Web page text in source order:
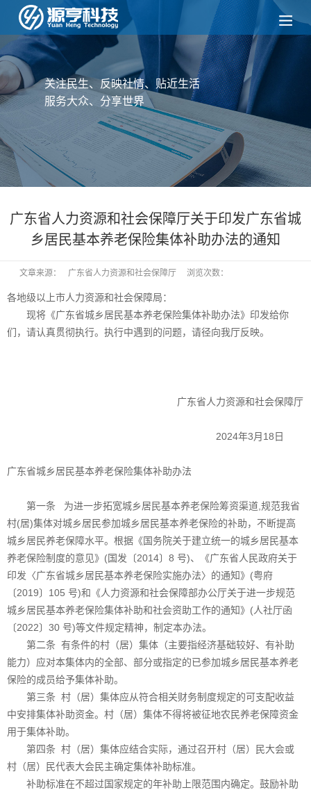
关注民生、反映社情、贴近生活
服务大众、分享世界
广东省人力资源和社会保障厅关于印发广东省城
乡居民基本养老保险集体补助办法的通知
文章来源： 广东省人力资源和社会保障厅 浏览次数：
各地级以上市人力资源和社会保障局：
现将《广东省城乡居民基本养老保险集体补助办法》印发给你
们，请认真贯彻执行。执行中遇到的问题，请径向我厅反映。
广东省人力资源和社会保障厅
2024年3月18日
广东省城乡居民基本养老保险集体补助办法
第一条 为进一步拓宽城乡居民基本养老保险筹资渠道,规范我省
村(居)集体对城乡居民参加城乡居民基本养老保险的补助，不断提高
城乡居民养老保障水平。根据《国务院关于建立统一的城乡居民基本
养老保险制度的意见》(国发〔2014〕8 号)、《广东省人民政府关于
印发〈广东省城乡居民基本养老保险实施办法〉的通知》(粤府
〔2019〕105 号)和《人力资源和社会保障部办公厅关于进一步规范
城乡居民基本养老保险集体补助和社会资助工作的通知》(人社厅函
〔2022〕30 号)等文件规定精神，制定本办法。
第二条 有条件的村（居）集体（主要指经济基础较好、有补助
能力）应对本集体内的全部、部分或指定的已参加城乡居民基本养老
保险的成员给予集体补助。
第三条 村（居）集体应从符合相关财务制度规定的可支配收益
中安排集体补助资金。村（居）集体不得将被征地农民养老保障资金
用于集体补助。
第四条 村（居）集体应结合实际，通过召开村（居）民大会或
村（居）民代表大会民主确定集体补助标准。
补助标准在不超过国家规定的年补助上限范围内确定。鼓励补助